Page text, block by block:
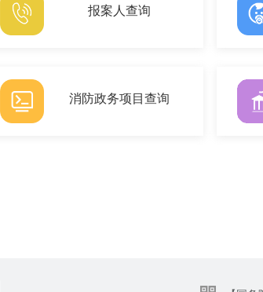
报案人查询
消防政务项目查询